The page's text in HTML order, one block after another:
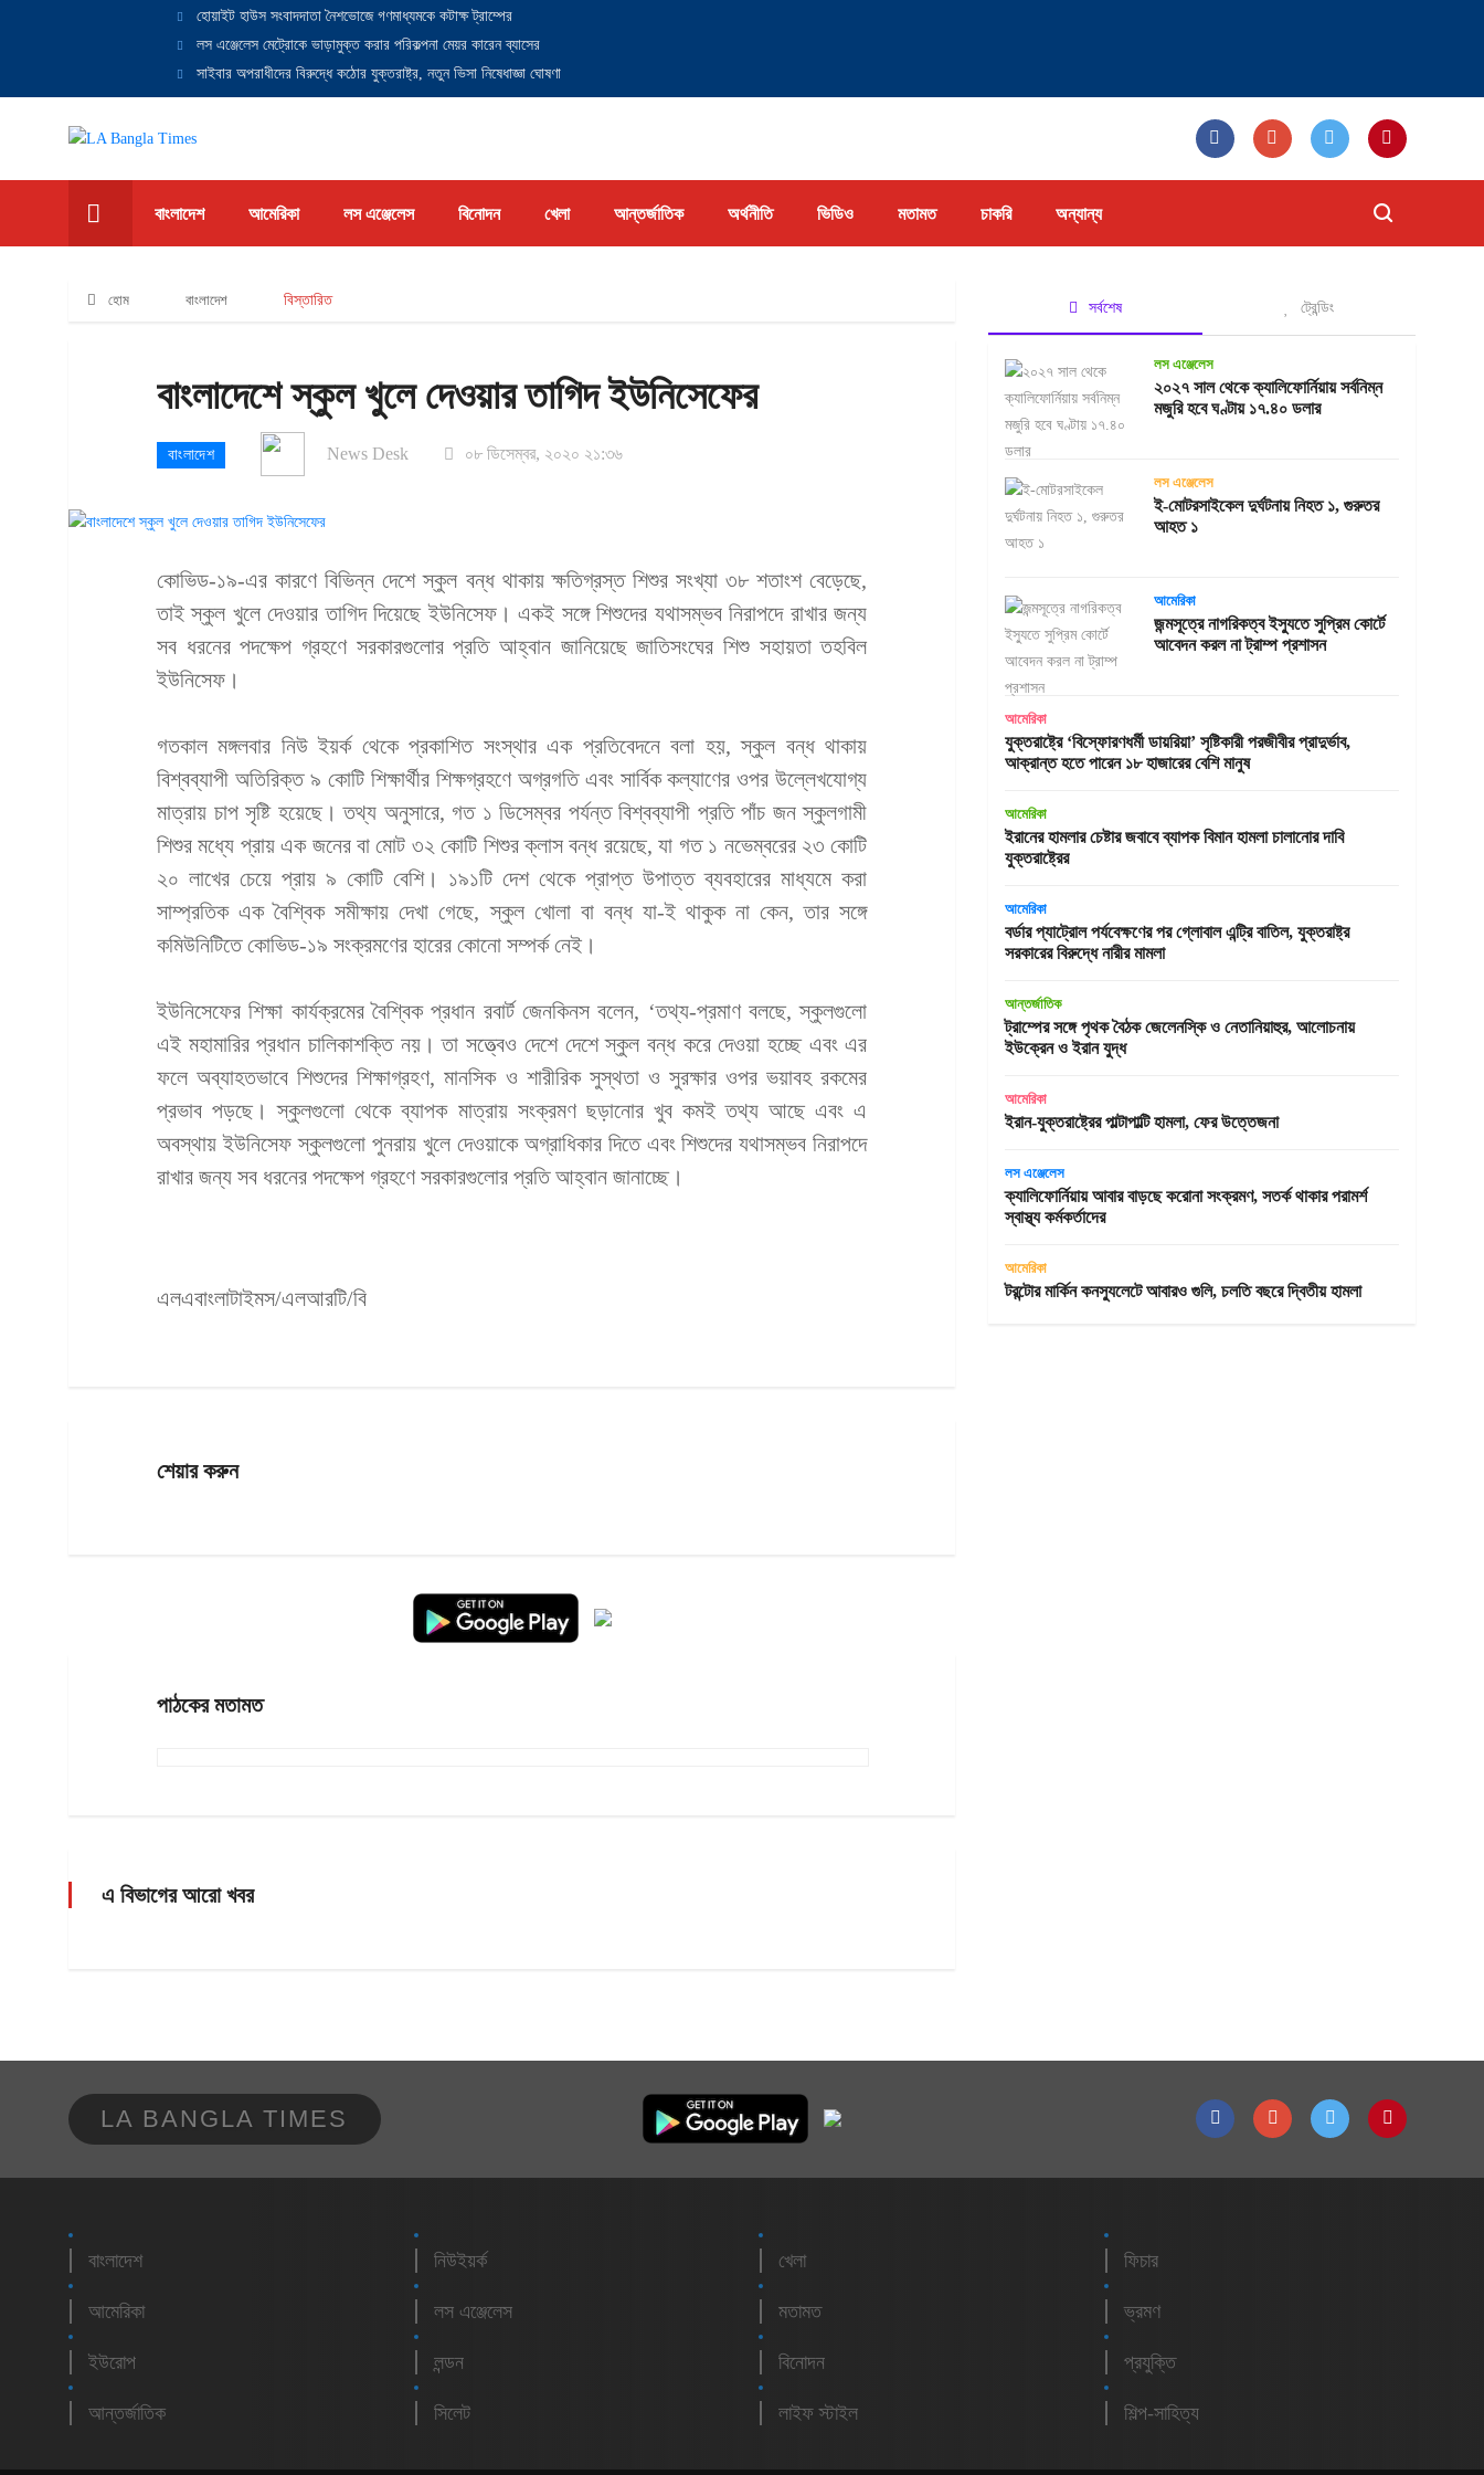
হোয়াইট হাউস সংবাদদাতা নৈশভোজে গণমাধ্যমকে কটাক্ষ ট্রাম্পের
লস এঞ্জেলেস মেট্রোকে ভাড়ামুক্ত করার পরিকল্পনা মেয়র কারেন ব্যাসের
সাইবার অপরাধীদের বিরুদ্ধে কঠোর যুক্তরাষ্ট্র, নতুন ভিসা নিষেধাজ্ঞা ঘোষণা
বাংলাদেশ আমেরিকা লস এঞ্জেলেস বিনোদন খেলা আন্তর্জাতিক অর্থনীতি ভিডিও মতামত চাকরি অন্যান্য
হোম বাংলাদেশ বিস্তারিত
বাংলাদেশে স্কুল খুলে দেওয়ার তাগিদ ইউনিসেফের
বাংলাদেশ News Desk ০৮ ডিসেম্বর, ২০২০ ২১:৩৬
কোভিড-১৯-এর কারণে বিভিন্ন দেশে স্কুল বন্ধ থাকায় ক্ষতিগ্রস্ত শিশুর সংখ্যা ৩৮ শতাংশ বেড়েছে,
তাই স্কুল খুলে দেওয়ার তাগিদ দিয়েছে ইউনিসেফ। একই সঙ্গে শিশুদের যথাসম্ভব নিরাপদে রাখার জন্য
সব ধরনের পদক্ষেপ গ্রহণে সরকারগুলোর প্রতি আহ্বান জানিয়েছে জাতিসংঘের শিশু সহায়তা তহবিল
ইউনিসেফ।
গতকাল মঙ্গলবার নিউ ইয়র্ক থেকে প্রকাশিত সংস্থার এক প্রতিবেদনে বলা হয়, স্কুল বন্ধ থাকায়
বিশ্বব্যাপী অতিরিক্ত ৯ কোটি শিক্ষার্থীর শিক্ষগ্রহণে অগ্রগতি এবং সার্বিক কল্যাণের ওপর উল্লেখযোগ্য
মাত্রায় চাপ সৃষ্টি হয়েছে। তথ্য অনুসারে, গত ১ ডিসেম্বর পর্যন্ত বিশ্বব্যাপী প্রতি পাঁচ জন স্কুলগামী
শিশুর মধ্যে প্রায় এক জনের বা মোট ৩২ কোটি শিশুর ক্লাস বন্ধ রয়েছে, যা গত ১ নভেম্বরের ২৩ কোটি
২০ লাখের চেয়ে প্রায় ৯ কোটি বেশি। ১৯১টি দেশ থেকে প্রাপ্ত উপাত্ত ব্যবহারের মাধ্যমে করা
সাম্প্রতিক এক বৈশ্বিক সমীক্ষায় দেখা গেছে, স্কুল খোলা বা বন্ধ যা-ই থাকুক না কেন, তার সঙ্গে
কমিউনিটিতে কোভিড-১৯ সংক্রমণের হারের কোনো সম্পর্ক নেই।
ইউনিসেফের শিক্ষা কার্যক্রমের বৈশ্বিক প্রধান রবার্ট জেনকিনস বলেন, ‘তথ্য-প্রমাণ বলছে, স্কুলগুলো
এই মহামারির প্রধান চালিকাশক্তি নয়। তা সত্ত্বেও দেশে দেশে স্কুল বন্ধ করে দেওয়া হচ্ছে এবং এর
ফলে অব্যাহতভাবে শিশুদের শিক্ষাগ্রহণ, মানসিক ও শারীরিক সুস্থতা ও সুরক্ষার ওপর ভয়াবহ রকমের
প্রভাব পড়ছে। স্কুলগুলো থেকে ব্যাপক মাত্রায় সংক্রমণ ছড়ানোর খুব কমই তথ্য আছে এবং এ
অবস্থায় ইউনিসেফ স্কুলগুলো পুনরায় খুলে দেওয়াকে অগ্রাধিকার দিতে এবং শিশুদের যথাসম্ভব নিরাপদে
রাখার জন্য সব ধরনের পদক্ষেপ গ্রহণে সরকারগুলোর প্রতি আহ্বান জানাচ্ছে।
এলএবাংলাটাইমস/এলআরটি/বি
শেয়ার করুন
পাঠকের মতামত
এ বিভাগের আরো খবর
সর্বশেষ ট্রেন্ডিং
লস এঞ্জেলেস
২০২৭ সাল থেকে ক্যালিফোর্নিয়ায় সর্বনিম্ন
মজুরি হবে ঘণ্টায় ১৭.৪০ ডলার
লস এঞ্জেলেস
ই-মোটরসাইকেল দুর্ঘটনায় নিহত ১, গুরুতর
আহত ১
আমেরিকা
জন্মসূত্রে নাগরিকত্ব ইস্যুতে সুপ্রিম কোর্টে
আবেদন করল না ট্রাম্প প্রশাসন
আমেরিকা
যুক্তরাষ্ট্রে ‘বিস্ফোরণধর্মী ডায়রিয়া’ সৃষ্টিকারী পরজীবীর প্রাদুর্ভাব,
আক্রান্ত হতে পারেন ১৮ হাজারের বেশি মানুষ
আমেরিকা
ইরানের হামলার চেষ্টার জবাবে ব্যাপক বিমান হামলা চালানোর দাবি
যুক্তরাষ্ট্রের
আমেরিকা
বর্ডার প্যাট্রোল পর্যবেক্ষণের পর গ্লোবাল এন্ট্রি বাতিল, যুক্তরাষ্ট্র
সরকারের বিরুদ্ধে নারীর মামলা
আন্তর্জাতিক
ট্রাম্পের সঙ্গে পৃথক বৈঠক জেলেনস্কি ও নেতানিয়াহুর, আলোচনায়
ইউক্রেন ও ইরান যুদ্ধ
আমেরিকা
ইরান-যুক্তরাষ্ট্রের পাল্টাপাল্টি হামলা, ফের উত্তেজনা
লস এঞ্জেলেস
ক্যালিফোর্নিয়ায় আবার বাড়ছে করোনা সংক্রমণ, সতর্ক থাকার পরামর্শ
স্বাস্থ্য কর্মকর্তাদের
আমেরিকা
টরন্টোর মার্কিন কনস্যুলেটে আবারও গুলি, চলতি বছরে দ্বিতীয় হামলা
LA BANGLA TIMES
বাংলাদেশ
আমেরিকা
ইউরোপ
আন্তর্জাতিক
নিউইয়র্ক
লস এঞ্জেলেস
লন্ডন
সিলেট
খেলা
মতামত
বিনোদন
লাইফ স্টাইল
ফিচার
ভ্রমণ
প্রযুক্তি
শিল্প-সাহিত্য